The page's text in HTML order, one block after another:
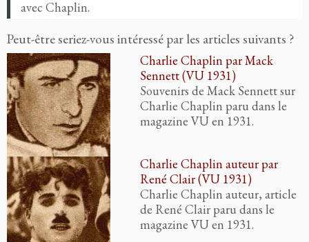
avec Chaplin.
Peut-être seriez-vous intéressé par les articles suivants ?
Charlie Chaplin par Mack
Sennett (VU 1931)
Souvenirs de Mack Sennett sur
Charlie Chaplin paru dans le
magazine VU en 1931.
Charlie Chaplin auteur par
René Clair (VU 1931)
Charlie Chaplin auteur, article
de René Clair paru dans le
magazine VU en 1931.